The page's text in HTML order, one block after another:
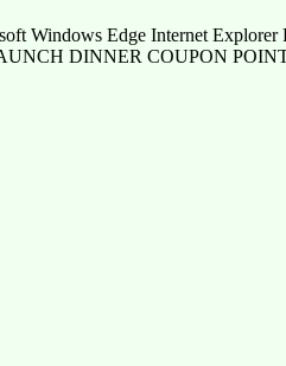
Windows Edge Internet Explorer
DINNER COUPON